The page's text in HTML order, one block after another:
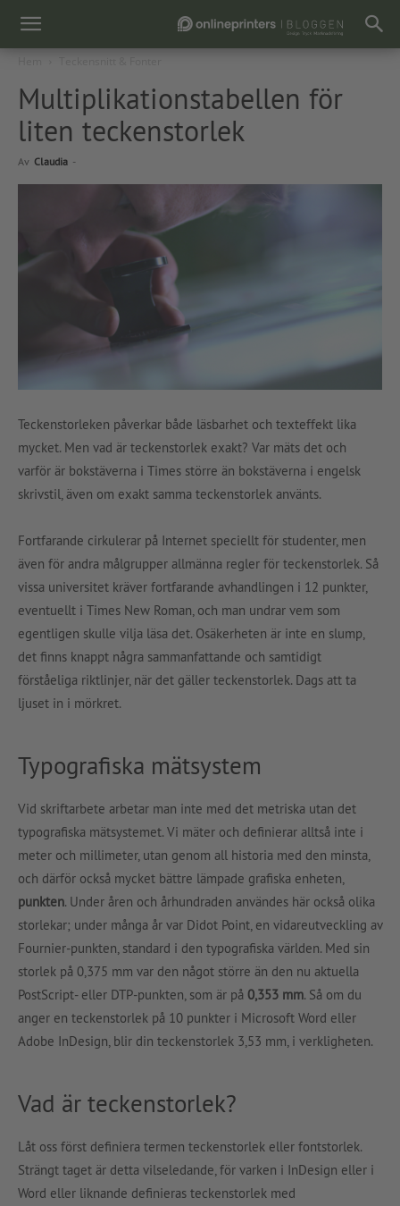
Multiplikationstabellen för
liten teckenstorlek
Av Claudia -
Teckenstorleken påverkar både läsbarhet och texteffekt lika
mycket. Men vad är teckenstorlek exakt? Var mäts det och
varför är bokstäverna i Times större än bokstäverna i engelsk
skrivstil, även om exakt samma teckenstorlek använts.
Fortfarande cirkulerar på Internet speciellt för studenter, men
även för andra målgrupper allmänna regler för teckenstorlek. Så
vissa universitet kräver fortfarande avhandlingen i 12 punkter,
eventuellt i Times New Roman, och man undrar vem som
egentligen skulle vilja läsa det. Osäkerheten är inte en slump,
det finns knappt några sammanfattande och samtidigt
förståeliga riktlinjer, när det gäller teckenstorlek. Dags att ta
ljuset in i mörkret.
Typografiska mätsystem
Vid skriftarbete arbetar man inte med det metriska utan det
typografiska mätsystemet. Vi mäter och definierar alltså inte i
meter och millimeter, utan genom all historia med den minsta,
och därför också mycket bättre lämpade grafiska enheten,
punkten. Under åren och århundraden användes här också olika
storlekar; under många år var Didot Point, en vidareutveckling av
Fournier-punkten, standard i den typografiska världen. Med sin
storlek på 0,375 mm var den något större än den nu aktuella
PostScript- eller DTP-punkten, som är på 0,353 mm. Så om du
anger en teckenstorlek på 10 punkter i Microsoft Word eller
Adobe InDesign, blir din teckenstorlek 3,53 mm, i verkligheten.
Vad är teckenstorlek?
Låt oss först definiera termen teckenstorlek eller fontstorlek.
Strängt taget är detta vilseledande, för varken i InDesign eller i
Word eller liknande definieras teckenstorlek med